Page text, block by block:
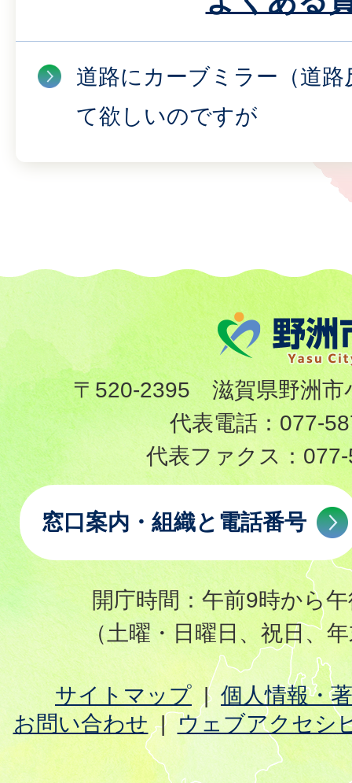
道路にカーブミラー（道
て欲しいのですが
〒520-2395 滋賀県野洲市
代表電話： 077-
代表ファクス：
窓口案内・組織と電話番号
開庁時間：午前9時から
（土曜・日曜日、祝日、
サイトマップ
個人情報・
お問い合わせ
ウェブアクセシ